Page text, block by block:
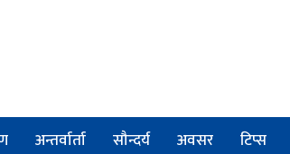
अन्तर्वार्ता सौन्दर्य अवसर टिप्स